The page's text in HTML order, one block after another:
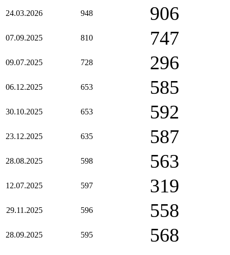
24.03.2026 948 906
07.09.2025 810 747
09.07.2025 728 296
06.12.2025 653 585
30.10.2025 653 592
23.12.2025 635 587
28.08.2025 598 563
12.07.2025 597 319
29.11.2025 596 558
28.09.2025 595 568